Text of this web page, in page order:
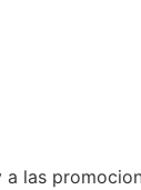
las